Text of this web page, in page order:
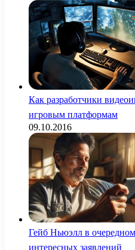
Как разработчики
игровым платформам
09.10.2016
Гейб Ньюэлл в
интересных заявлений